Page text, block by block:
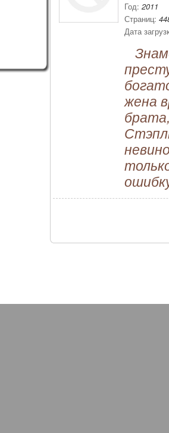
Год: 2011
Страниц:
Дата
жена